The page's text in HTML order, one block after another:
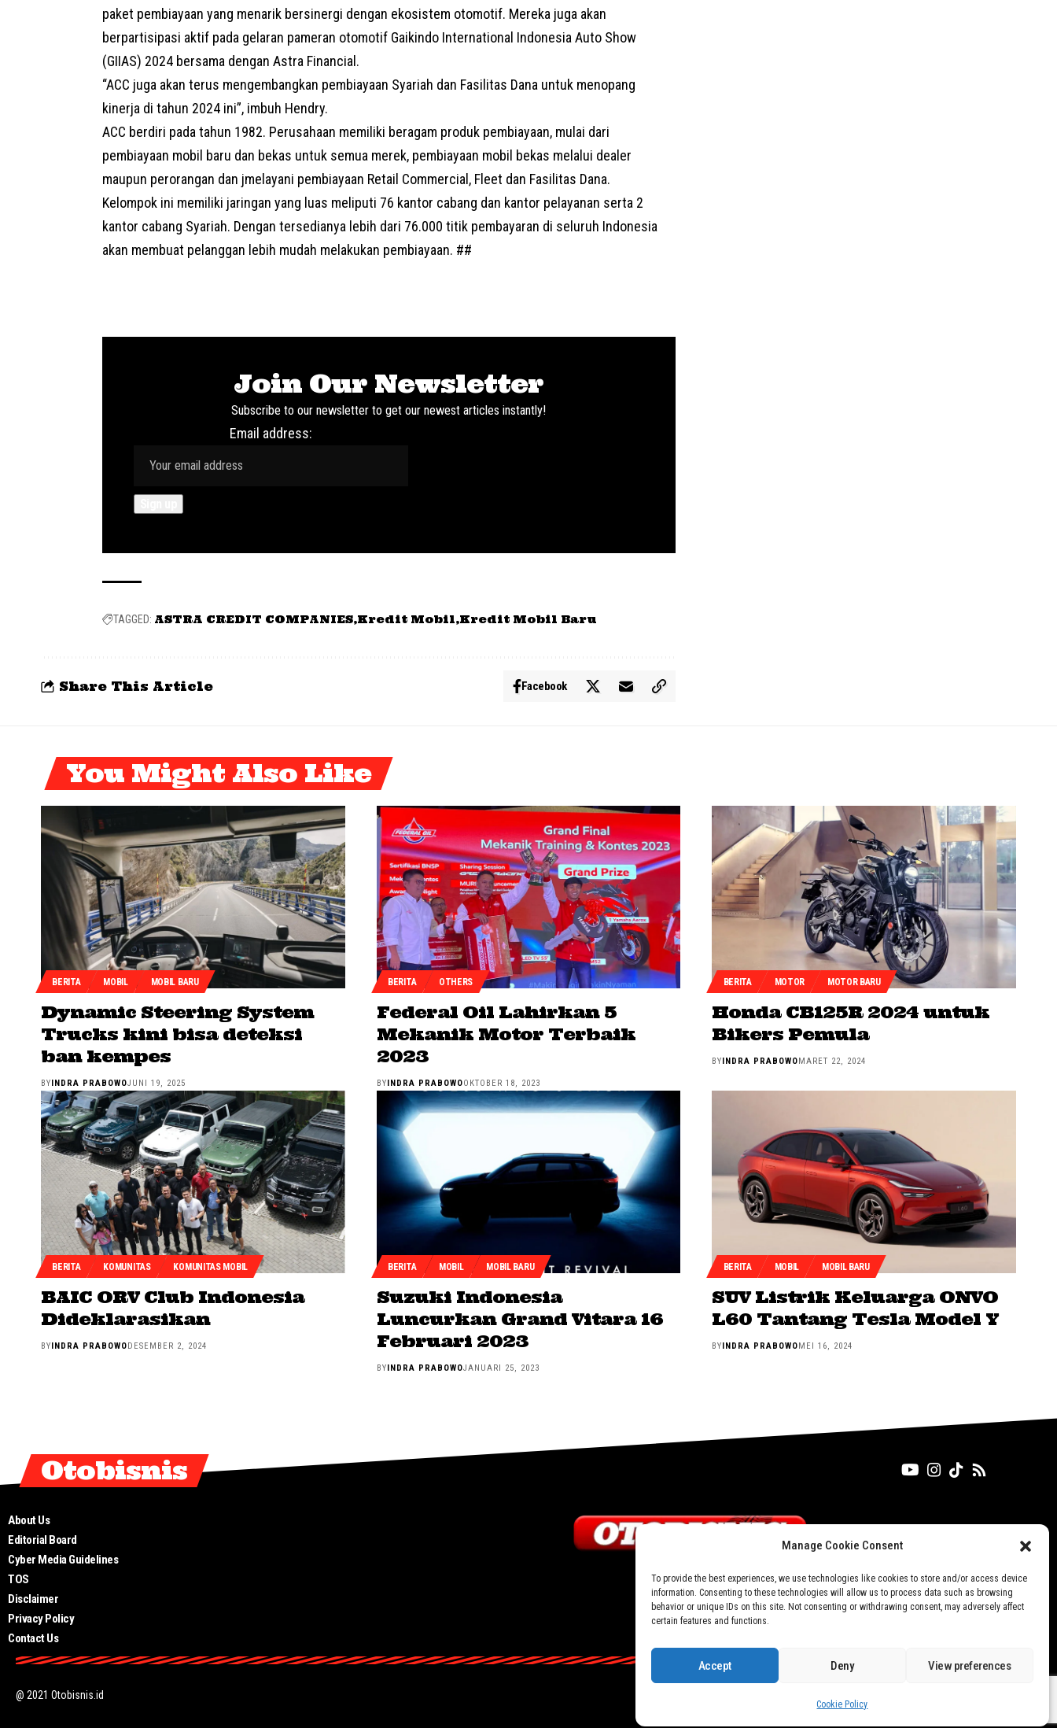
Manage Cookie Consent
To provide the best experiences, we use technologies like cookies to store and/or access device
information. Consenting to these technologies will allow us to process data such as browsing
behavior or unique IDs on this site. Not consenting or withdrawing consent, may adversely affect
certain features and functions.
Accept Deny View preferences
Cookie Policy
paket pembiayaan yang menarik bersinergi dengan ekosistem otomotif. Mereka juga akan
berpartisipasi aktif pada gelaran pameran otomotif Gaikindo International Indonesia Auto Show
(GIIAS) 2024 bersama dengan Astra Financial.
“ACC juga akan terus mengembangkan pembiayaan Syariah dan Fasilitas Dana untuk menopang
kinerja di tahun 2024 ini”, imbuh Hendry.
ACC berdiri pada tahun 1982. Perusahaan memiliki beragam produk pembiayaan, mulai dari
pembiayaan mobil baru dan bekas untuk semua merek, pembiayaan mobil bekas melalui dealer
maupun perorangan dan jmelayani pembiayaan Retail Commercial, Fleet dan Fasilitas Dana.
Kelompok ini memiliki jaringan yang luas meliputi 76 kantor cabang dan kantor pelayanan serta 2
kantor cabang Syariah. Dengan tersedianya lebih dari 76.000 titik pembayaran di seluruh Indonesia
akan membuat pelanggan lebih mudah melakukan pembiayaan. ##
Join Our Newsletter
Subscribe to our newsletter to get our newest articles instantly!
Email address:
TAGGED: ASTRA CREDIT COMPANIES Kredit Mobil Kredit Mobil Baru
Share This Article Facebook
You Might Also Like
BERITA MOBIL MOBIL BARU
Dynamic Steering System
Trucks kini bisa deteksi
ban kempes
BY INDRA PRABOWOJUNI 19, 2025
BERITA OTHERS
Federal Oil Lahirkan 5
Mekanik Motor Terbaik
2023
BY INDRA PRABOWOOKTOBER 18, 2023
BERITA MOTOR MOTOR BARU
Honda CB125R 2024 untuk
Bikers Pemula
BY INDRA PRABOWO MARET 22, 2024
BERITA KOMUNITAS KOMUNITAS MOBIL
BAIC ORV Club Indonesia
Dideklarasikan
BY INDRA PRABOWO DESEMBER 2, 2024
BERITA MOBIL MOBIL BARU
Suzuki Indonesia
Luncurkan Grand Vitara 16
Februari 2023
BY INDRA PRABOWOJANUARI 25, 2023
BERITA MOBIL MOBIL BARU
SUV Listrik Keluarga ONVO
L60 Tantang Tesla Model Y
BY INDRA PRABOWO MEI 16, 2024
Otobisnis
About Us
Editorial Board
Cyber Media Guidelines
TOS
Disclaimer
Privacy Policy
Contact Us
@ 2021 Otobisnis.id